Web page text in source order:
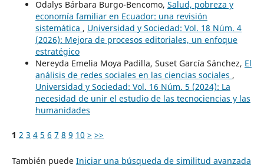
Odalys Bárbara Burgo-Bencomo, Salud, pobreza y
economía familiar en Ecuador: una revisión
sistemática , Universidad y Sociedad: Vol. 18 Núm. 4
(2026): Mejora de procesos editoriales, un enfoque
estratégico
Nereyda Emelia Moya Padilla, Suset García Sánchez, El
análisis de redes sociales en las ciencias sociales ,
Universidad y Sociedad: Vol. 16 Núm. 5 (2024): La
necesidad de unir el estudio de las tecnociencias y las
humanidades
1 2 3 4 5 6 7 8 9 10 > >>
También puede Iniciar una búsqueda de similitud avanzada